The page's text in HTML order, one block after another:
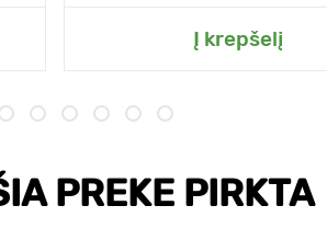
Į krepšelį
PREKE PIRKTA